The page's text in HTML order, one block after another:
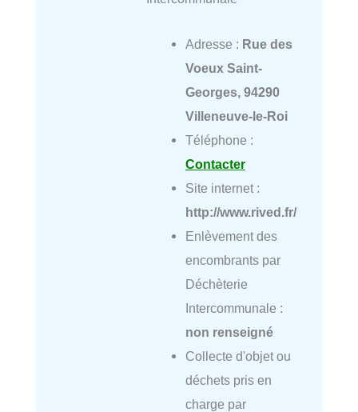
Adresse : Rue des
Voeux Saint-
Georges, 94290
Villeneuve-le-Roi
Téléphone :
Contacter
Site internet :
http://www.rived.fr/
Enlèvement des
encombrants par
Déchèterie
Intercommunale :
non renseigné
Collecte d'objet ou
déchets pris en
charge par